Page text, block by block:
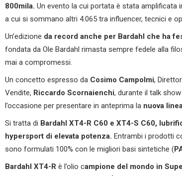
800mila. Un evento la cui portata è stata amplificata
a cui si sommano altri 4.065 tra influencer, tecnici e
Un’edizione da record anche per Bardahl che ha
fondata da Ole Bardahl rimasta sempre fedele alla
mai a compromessi.
Un concetto espresso da Cosimo Campolmi,
Vendite, Riccardo Scornaienchi, durante il talk
l’occasione per presentare in anteprima la nuova
Si tratta di Bardahl XT4-R C60 e XT4-S C60,
hypersport di elevata potenza. Entrambi i prodotti
sono formulati 100% con le migliori basi sintetiche (
Bardahl XT4-R è l’olio campione del mondo in